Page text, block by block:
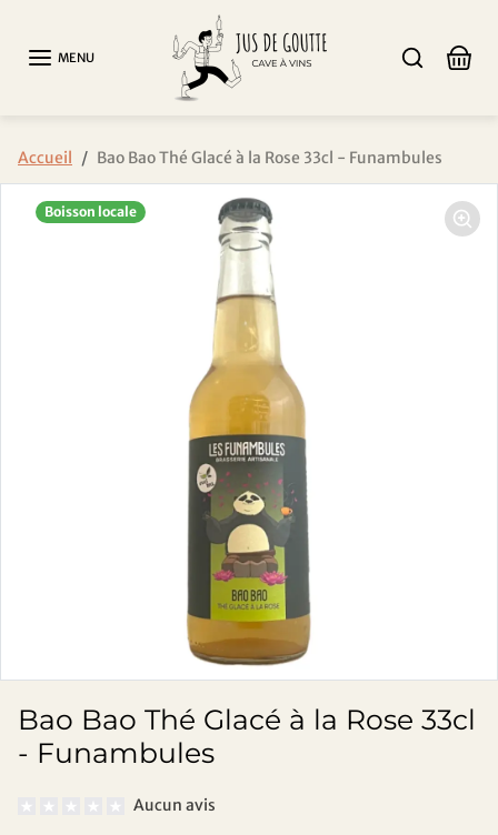
MENU
Accueil Bao Bao Thé Glacé à la Rose 33cl - Funambules
Boisson locale
Bao Bao Thé Glacé à la Rose 33cl
- Funambules
Aucun avis